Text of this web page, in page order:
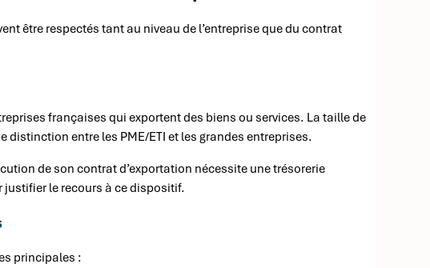
être respectés tant au niveau de l’entreprise que du contrat
françaises qui exportent des biens ou services. La taille de
distinction entre les PME/ETI et les grandes entreprises.
de son contrat d’exportation nécessite une trésorerie
justifier le recours à ce dispositif.
principales :